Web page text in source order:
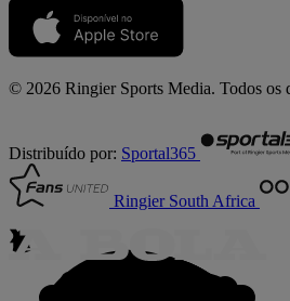
© 2026 Ringier Sports Media. Todos os
Distribuído por: Sportal365
Ringier South Africa